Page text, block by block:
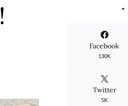
Facebook
130K
Twitter
5K